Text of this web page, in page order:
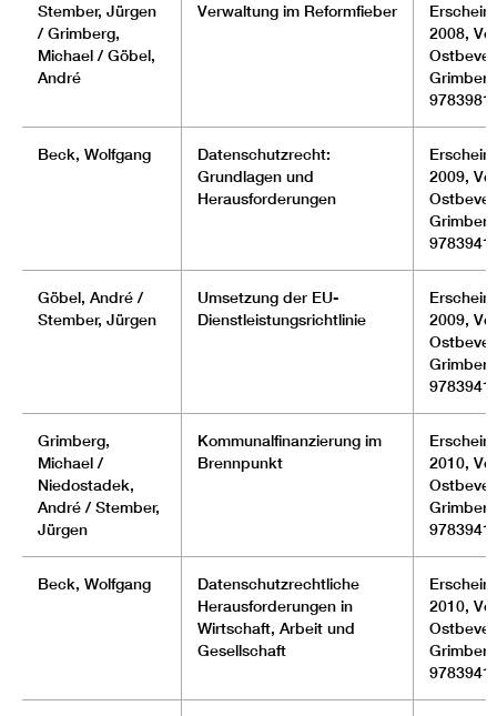
Stember, Jürgen
/ Grimberg,
Michael / Göbel,
André
Verwaltung im Reformfieber
2008,
Beck, Wolfgang
Datenschutzrecht:
Grundlagen und
Herausforderungen
2009,
Göbel, André /
Stember, Jürgen
Umsetzung der EU-
Dienstleistungsrichtlinie
2009,
Grimberg,
Michael /
Niedostadek,
André / Stember,
Jürgen
Kommunalfinanzierung im
Brennpunkt
2010,
Beck, Wolfgang
Datenschutzrechtliche
Herausforderungen in
Wirtschaft, Arbeit und
Gesellschaft
2010,